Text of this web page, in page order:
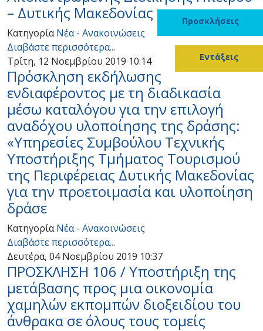
– Δυτικής Μακεδονίας για
Κατηγορία Νέα - Ανακοινώσεις
Διαβάστε περισσότερα...
Τρίτη, 12 Νοεμβρίου 2019 10:14
Πρόσκληση εκδήλωσης
ενδιαφέροντος με τη διαδικασία
μέσω καταλόγου για την επιλογή
αναδόχου υλοποίησης της δράσης:
«Υπηρεσίες Συμβούλου Τεχνικής
Υποστήριξης Τμήματος Τουρισμού
της Περιφέρειας Δυτικής Μακεδονίας
για την προετοιμασία και υλοποίηση
δράσε
Κατηγορία Νέα - Ανακοινώσεις
Διαβάστε περισσότερα...
Δευτέρα, 04 Νοεμβρίου 2019 10:37
ΠΡΟΣΚΛΗΣΗ 106 / Υποστήριξη της
μετάβασης προς μια οικονομία
χαμηλών εκπομπών διοξειδίου του
άνθρακα σε όλους τους τομείς
Προσκλήσεις
Εντάξεις